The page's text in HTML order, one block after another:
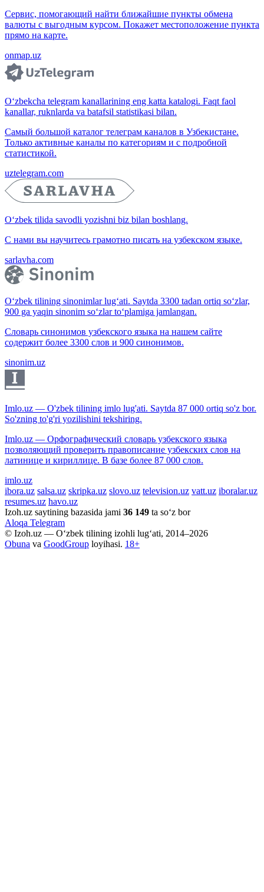
Сервис, помогающий найти ближайшие пункты обмена
валюты с выгодным курсом. Покажет местоположение пункта
прямо на карте.
onmap.uz
O‘zbekcha telegram kanallarining eng katta katalogi. Faqt faol
kanallar, ruknlarda va batafsil statistikasi bilan.
Самый большой каталог телеграм каналов в Узбекистане.
Только активные каналы по категориям и с подробной
статистикой.
uztelegram.com
O‘zbek tilida savodli yozishni biz bilan boshlang.
С нами вы научитесь грамотно писать на узбекском языке.
sarlavha.com
O‘zbek tilining sinonimlar lug‘ati. Saytda 3300 tadan ortiq so‘zlar,
900 ga yaqin sinonim so‘zlar to‘plamiga jamlangan.
Словарь синонимов узбекского языка на нашем сайте
содержит более 3300 слов и 900 синонимов.
sinonim.uz
Imlo.uz — O'zbek tilining imlo lug'ati. Saytda 87 000 ortiq so'z bor.
So'zning to'g'ri yozilishini tekshiring.
Imlo.uz — Орфографический словарь узбекского языка
позволяющий проверить правописание узбекских слов на
латинице и кириллице. В базе более 87 000 слов.
imlo.uz
ibora.uz salsa.uz skripka.uz slovo.uz television.uz vatt.uz iboralar.uz
resumes.uz havo.uz
Izoh.uz saytining bazasida jami 36 149 ta so‘z bor
Aloqa Telegram
© Izoh.uz — O‘zbek tilining izohli lug‘ati, 2014–2026
Obuna va GoodGroup loyihasi. 18+